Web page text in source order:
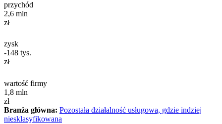
przychód
2,6 mln
zł
zysk
-148 tys.
zł
wartość firmy
1,8 mln
zł
Branża główna: Pozostała działalność usługowa, gdzie indziej
niesklasyfikowana